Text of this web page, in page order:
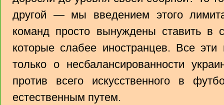
другой — мы введением этого
команд просто вынуждены ставить в
которые слабее иностранцев. Все эти
только о несбалансированности
против всего искусственного в
естественным путем.